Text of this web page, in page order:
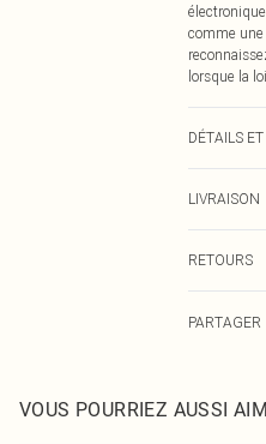
comme
lorsque la
DÉTAILS
LIVRAISON
RETOURS
Veuillez
également
PARTAGER
VOUS POURRIEZ AUSSI